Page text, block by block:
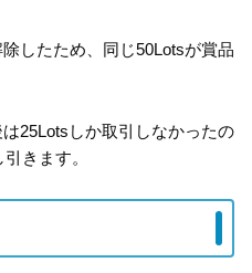
したため、同じ50Lotsが賞品
25Lotsしか取引しなかったの
きます。